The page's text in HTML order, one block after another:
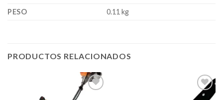
PESO
0.11 kg
PRODUCTOS RELACIONADOS